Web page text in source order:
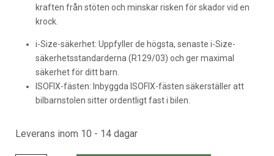
kraften från stöten och minskar risken för skador vid en
krock.
i-Size-säkerhet: Uppfyller de högsta, senaste i-Size-
säkerhetsstandarderna (R129/03) och ger maximal
säkerhet för ditt barn.
ISOFIX-fästen: Inbyggda ISOFIX-fästen säkerställer att
bilbarnstolen sitter ordentligt fast i bilen.
Leverans inom 10 - 14 dagar